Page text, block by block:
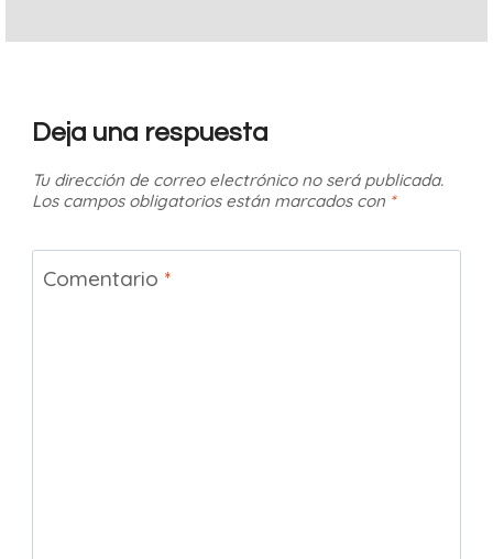
Deja una respuesta
Tu dirección de correo electrónico no será publicada.
Los campos obligatorios están marcados con *
Comentario *